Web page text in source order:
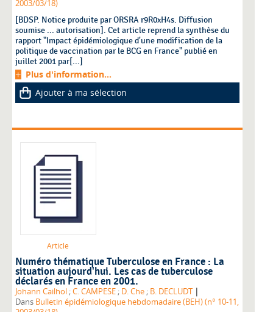
2003/03/18)
[BDSP. Notice produite par ORSRA r9R0xH4s. Diffusion
soumise ... autorisation]. Cet article reprend la synthèse du
rapport "Impact épidémiologique d'une modification de la
politique de vaccination par le BCG en France" publié en
juillet 2001 par[...]
Plus d'information...
Ajouter à ma sélection
Article
Numéro thématique Tuberculose en France : La
situation aujourd'hui. Les cas de tuberculose
déclarés en France en 2001.
Johann Cailhol ;C. CAMPESE ; D. Che ; B. DECLUDT |
Dans Bulletin épidémiologique hebdomadaire (BEH) (n° 10-11,